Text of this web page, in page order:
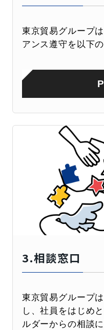
東京貿易グループ
アンス遵守を以下
3.相談窓口
東京貿易グループ
し、社員をはじめ
ルダーからの相談